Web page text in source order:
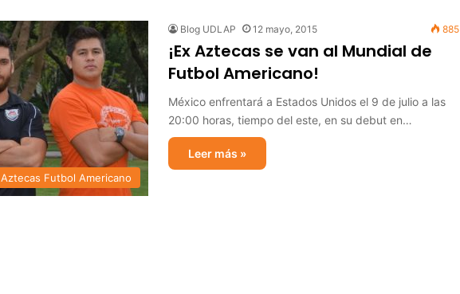
Aztecas Futbol Americano
Blog UDLAP 12 mayo, 2015 885
¡Ex Aztecas se van al Mundial de
Futbol Americano!
México enfrentará a Estados Unidos el 9 de julio a las
20:00 horas, tiempo del este, en su debut en…
Leer más »